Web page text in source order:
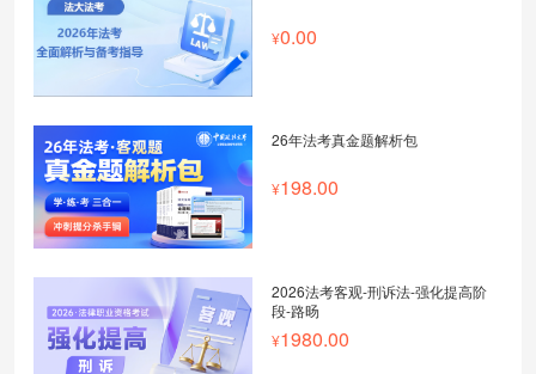
0.00
26年法考真金题解析包
198.00
2026法考客观-刑诉法-强化提高阶
段-路旸
1980.00